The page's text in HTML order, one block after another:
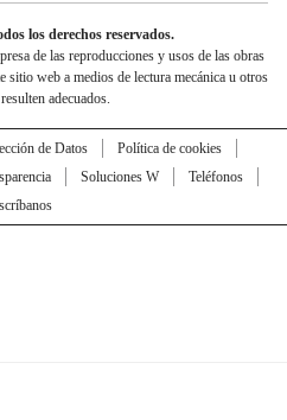
los derechos reservados.
de las reproducciones y usos de las obras
sitio web a medios de lectura mecánica u otros
adecuados.
de Datos
Política de cookies
Soluciones W
Teléfonos